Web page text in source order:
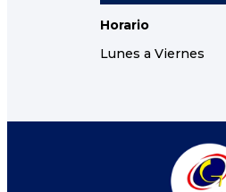
Horario
Lunes a Viernes